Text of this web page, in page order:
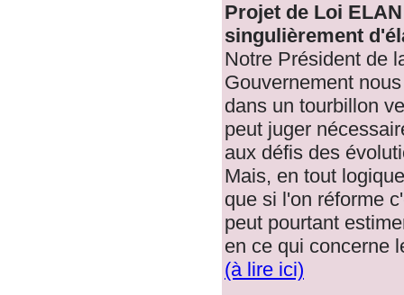
Projet de Loi
singulièrement
Notre Président de
Gouvernement
dans un tourbillon
peut juger
aux défis des
Mais, en tout
que si l'on réforme
peut pourtant
en ce qui concerne
(à lire ici)